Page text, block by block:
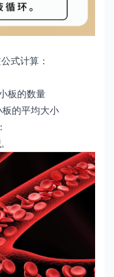
式计算：
板的数量
板的平均大小
。